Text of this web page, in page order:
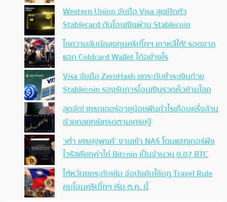
Western Union จับมือ Visa ลุยเปิดตัว
Stablecard ดันโอนเงินผ่าน Stablecoin
ไขความลับนักลงทุนคริปโทฯ เกาหลีใต้! รอดจาก
แฮก Coldcard Wallet ได้อย่างไร
Visa จับมือ ZeroHash ยกระดับชำระเงินด้วย
Stablecoin รองรับการโอนเงินรวดเร็วข้ามโลก
สุดจัด! เทรดเดอร์อายุน้อยฟันกำไรเกือบครึ่งล้าน
ด้วยกลยุทธ์เทรดตามเศรษฐี
‘เต๋า เศรษฐพงศ์’ งานเข้า NAS โดนแฮกเกอร์ฝัง
ไวรัสเรียกค่าไถ่ Bitcoin เป็นจำนวน 0.07 BTC
ไต้หวันยกระดับเข้ม จ่อบังคับใช้กฏ Travel Rule
คุมโอนคริปโทฯ เริ่ม ต.ค. นี้